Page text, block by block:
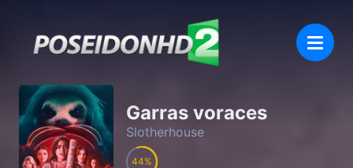
Garras voraces
Slotherhouse
44